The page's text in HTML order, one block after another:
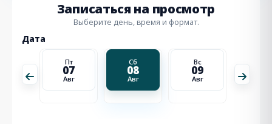
Записаться на просмотр
Выберите день, время и формат.
Дата
Пт
07
Авг
Сб
08
Авг
Вс
09
Авг